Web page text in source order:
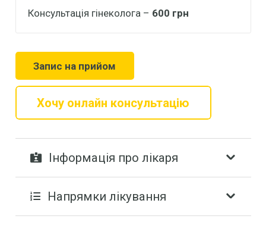
Консультація гінеколога – 600 грн
Запис на прийом
Хочу онлайн консультацію
Інформація про лікаря
Напрямки лікування